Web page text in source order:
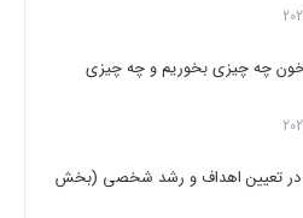
خون چه چیزی بخوریم و چه چیزی
در تعیین اهداف و رشد شخصی (بخش